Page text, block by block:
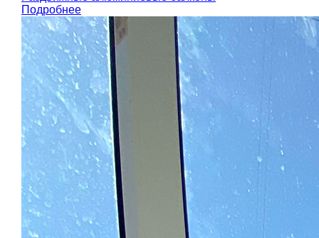
Подробнее